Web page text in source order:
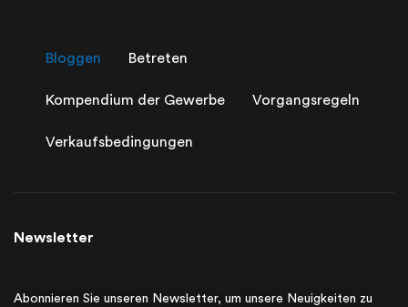
Bloggen Betreten
Kompendium der Gewerbe Vorgangsregeln
Verkaufsbedingungen
Newsletter
Abonnieren Sie unseren Newsletter, um unsere Neuigkeiten zu